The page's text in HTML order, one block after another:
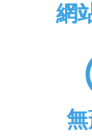
網